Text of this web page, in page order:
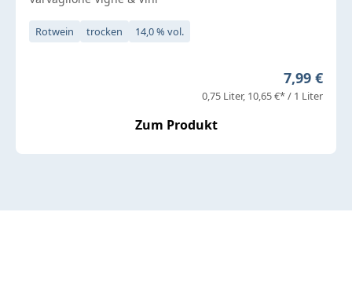
Rotwein trocken 14,0 % vol.
Regulärer
7,99 €
0,75 Liter 10,65 €* / 1 Liter
Zum Produkt